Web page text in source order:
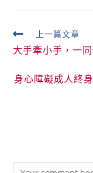
上一篇文章
大手牽小手，一
身心障礙成人終